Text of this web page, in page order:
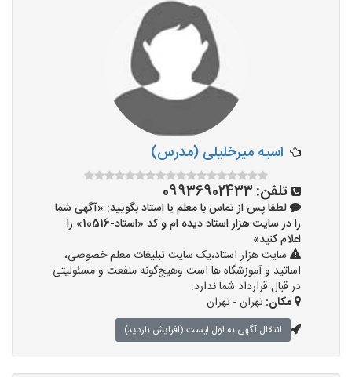
اسیه میرخلیلی (مدرس)
تلفن:09936902433
لطفا پس از تماس با معلم یا استاد بگویید: «آگهی شما
را در سایت هزار استاد دیده ام و کد «استاد-10516» را
اعلام کنید»
سایت هزار استاد،یک سایت تبلیغات معلم خصوصی،
اساتید و آموزشگاه ها است وهیچ‌گونه منفعت و مسئولیتی
در قبال قرارداد شما ندارد.
مکان:تهران - تهران
انتقال آگهی به اول لیست (افزایش بازدید)